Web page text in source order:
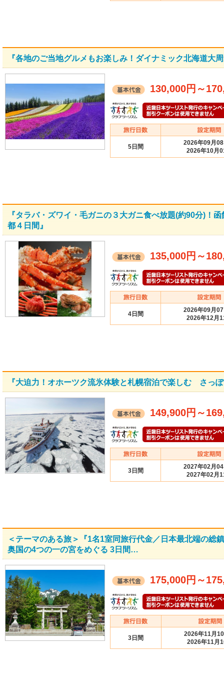
『各地のご当地グルメもお楽しみ！ダイナミック北海道大
130,000円 ～
5日間
2026年09月
2026年10月
『タラバ・ズワイ・毛ガニの３大ガニ食べ放題(約90分)！
都４日間』
135,000円 ～
4日間
2026年09月
2026年12月
『大迫力！オホーツク流氷体験と札幌宿泊で楽しむ さっ
149,900円 ～
3日間
2027年02月
2027年02月
＜テーマのある旅＞『1名1室同旅行代金／日本最北端の
奥国の4つの一の宮をめぐる 3日間…
175,000円 ～
3日間
2026年11月
2026年11月